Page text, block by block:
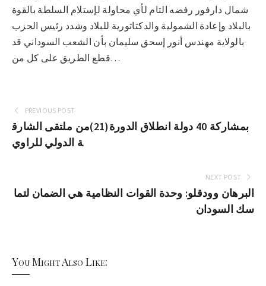
شمال دارفور رفضه التام لأي محاولة لإستلام السلطة بالقوة
بالبلاد وإعادة الشمولية والدكتاتورية للبلاد وشدد رئيس الحزب
بالولاية مهندس أنور إسحق سليمان بأن الشعب السوداني قد
قطع الطريق على كل من…
PREVIOUS POST
بمشاركة 40 دولة انطلاق الدورة(21)من ملتقى الشارق
ة الدولي للراوي
NEXT POST
البرهان وودقلو: وحدة القوات النظامية هي الضمان لتما
سك السودان
You Might Also Like: